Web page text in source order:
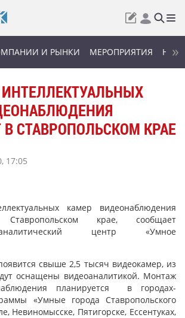
И РЫНКИ МЕРОПРИЯТИЯ
В СТАВРОПОЛЬСКОМ КРАЕ
17:05
камер видеонаблюдения
крае, сообщает
аналитический центр «Умное
свыше 2,5 тысяч видеокамер, из
оснащены видеоаналитикой. Монтаж
планируется в городах-
«Умные города Ставропольского
Невиномысске, Пятигорске, Ессентуках,